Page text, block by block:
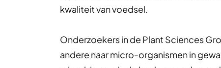
kwaliteit van voedsel.
Onderzoekers in de Plant Sciences
andere naar micro-organismen in